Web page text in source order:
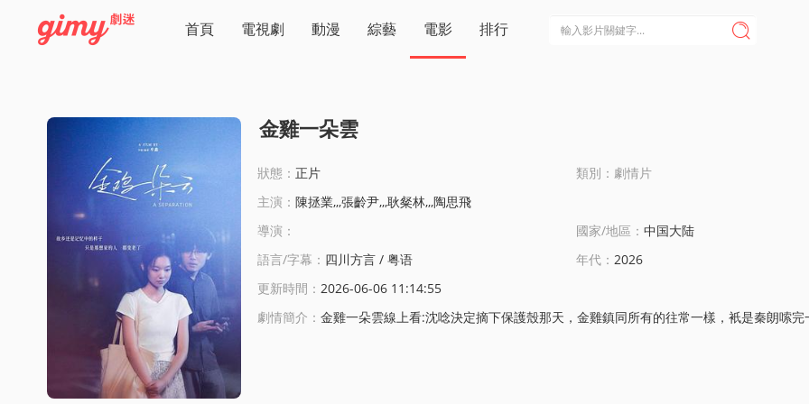
首頁 電視劇 動漫 綜藝 電影 排行 
金雞一朵雲
狀態： 正片
類別：劇情片
主演： 陳拯業,,,張齡尹,,,耿粲林,,,陶思飛
導演：
國家/地區： 中国大陆
語言/字幕： 四川方言 / 粤语 年代： 2026
更新時間： 2026-06-06 11:14:55
劇情簡介： 金雞一朵雲線上看:沈唸決定摘下保護殼那天，金雞鎮同所有的往常一樣，衹是秦朗嗦完一碗米粉後，還是以掠奪者的身份